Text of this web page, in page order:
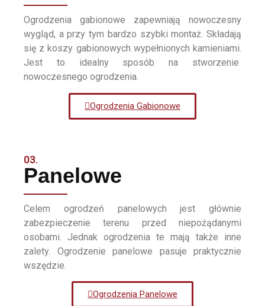
Ogrodzenia gabionowe zapewniają nowoczesny
wygląd, a przy tym bardzo szybki montaż. Składają
się z koszy gabionowych wypełnionych kamieniami.
Jest to idealny sposób na stworzenie
nowoczesnego ogrodzenia.
Ogrodzenia Gabionowe
03.
Panelowe
Celem ogrodzeń panelowych jest głównie
zabezpieczenie terenu przed niepożądanymi
osobami. Jednak ogrodzenia te mają także inne
zalety. Ogrodzenie panelowe pasuje praktycznie
wszędzie.
Ogrodzenia Panelowe